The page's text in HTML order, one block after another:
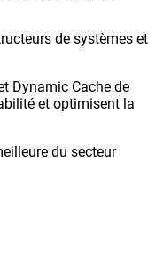
de systèmes et
Dynamic Cache de
et optimisent la
du secteur